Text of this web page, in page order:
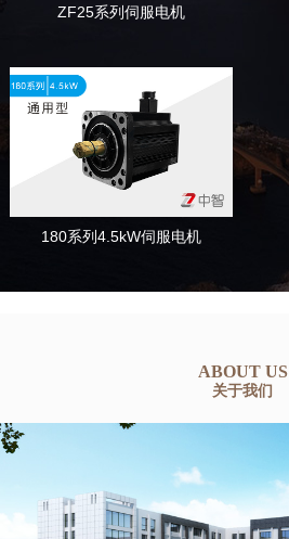
ZF25系列伺服电机
180系列4.5kW伺服电机
ABOUT US
关于我们